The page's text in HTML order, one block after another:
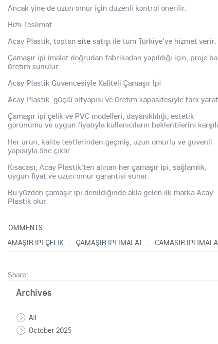
Ancak yine de uzun ömür için düzenli kontrol önerilir.
Hızlı Teslimat
Acay Plastik, toptan site satışı ile tüm Türkiye'ye hizmet verir.
Çamaşır ipi imalat doğrudan fabrikadan yapıldığı için, proje
üretim sunulur.
Acay Plastik Güvencesiyle Kaliteli Çamaşır İpi
Acay Plastik, güçlü altyapısı ve üretim kapasitesiyle fark
Çamaşır ipi çelik ve PVC modelleri, dayanıklılığı, estetik
görünümü ve uygun fiyatıyla kullanıcıların beklentilerini
Her ürün, kalite testlerinden geçmiş, uzun ömürlü ve güvenli
yapısıyla öne çıkar.
Kısacası, Acay Plastik'ten alınan her çamaşır ipi, sağlamlık,
uygun fiyat ve uzun ömür garantisi sunar.
Bu yüzden çamaşır ipi denildiğinde akla gelen ilk marka Acay
Plastik olur.
COMMENTS
IPI ÇELIK
ÇAMAŞIR IPI IMALAT CAMASIR IPI
Share:
Archives
All
October 2025